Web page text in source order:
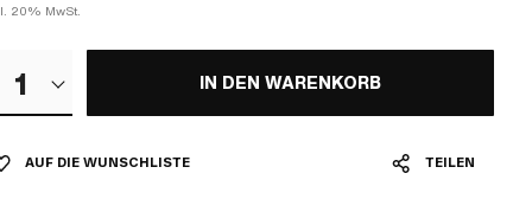
20% MwSt.
1 IN DEN WARENKORB
AUF DIE WUNSCHLISTE TEILEN